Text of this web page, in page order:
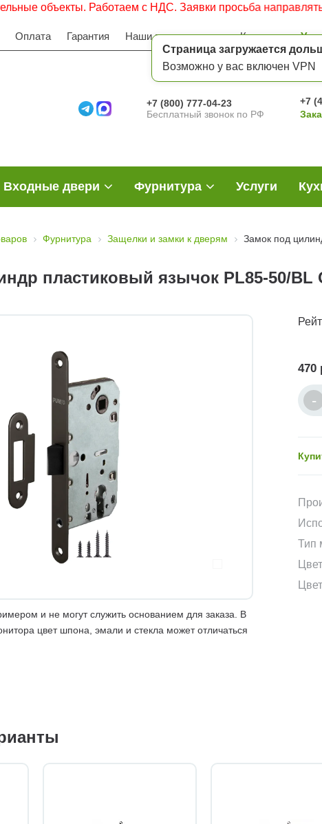
Страница загружается
Возможно у вас включен VPN
объекты. Работаем с НДС. Заявки просьба направлять на
Оплата Гарантия Наши преимущества Контакты
+7 (800) 777-04-23
Бесплатный звонок по РФ
+7
Входные двери Фурнитура Услуги
Фурнитура Защелки и замки к дверям Замок под
пластиковый язычок PL85-50/BL
и не могут служить основанием для заказа. В
цвет шпона, эмали и стекла может отличаться
470
Тип